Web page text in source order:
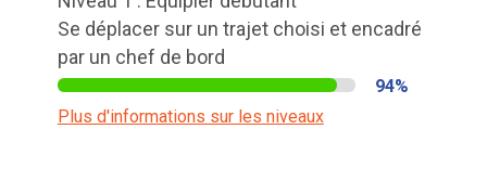
Se déplacer sur un trajet choisi et encadré
par un chef de bord
94%
Plus d'informations sur les niveaux